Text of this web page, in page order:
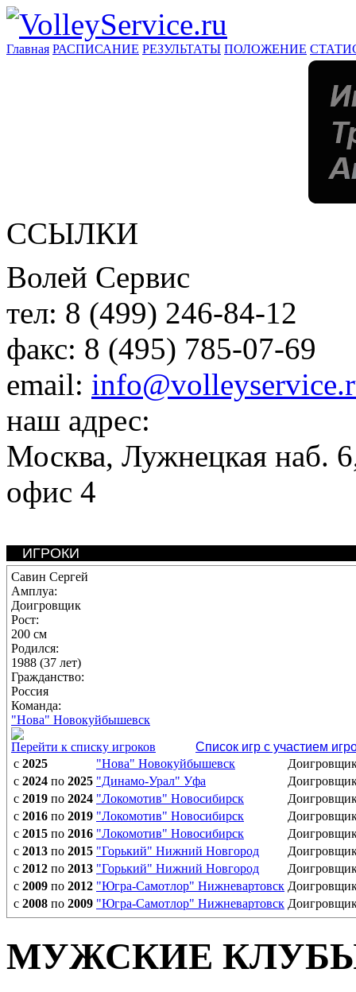
Главная РАСПИСАНИЕ РЕЗУЛЬТАТЫ ПОЛОЖЕНИЕ
ССЫЛКИ
Волей Сервис
тел: 8 (499) 246-84-12
факс: 8 (495) 785-07-69
email:
наш адрес:
Москва, Лужнецкая наб.
офис 4
ИГРОКИ
Савин Сергей
Амплуа:
Доигровщик
Рост:
200 см
Родился:
1988 (37 лет)
Гражданство:
Россия
Команда:
"Нова" Новокуйбышевск
Перейти к списку игроков
Список игр с участием
с 2025 "Нова" Новокуйбышевск
с 2024 по 2025 "Динамо-Урал" Уфа
с 2019 по 2024 "Локомотив" Новосибирск
с 2016 по 2019 "Локомотив" Новосибирск
с 2015 по 2016 "Локомотив" Новосибирск
с 2013 по 2015 "Горький" Нижний Новгород
с 2012 по 2013 "Горький" Нижний Новгород
с 2009 по 2012 "Югра-Самотлор" Нижневартовск
с 2008 по 2009 "Югра-Самотлор" Нижневартовск
МУЖСКИЕ